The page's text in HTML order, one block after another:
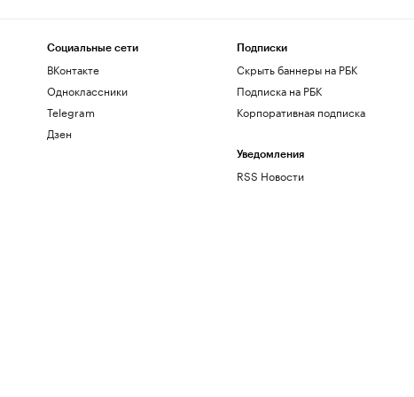
Социальные сети
ВКонтакте
Одноклассники
Telegram
Дзен
Подписки
Скрыть баннеры на РБК
Подписка на РБК
Корпоративная подписка
Уведомления
RSS Новости